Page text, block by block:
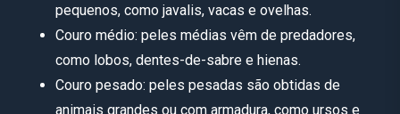
pequenos, como javalis, vacas e ovelhas.
Couro médio: peles médias vêm de predadores,
como lobos, dentes-de-sabre e hienas.
Couro pesado: peles pesadas são obtidas de
animais grandes ou com armadura, como ursos e